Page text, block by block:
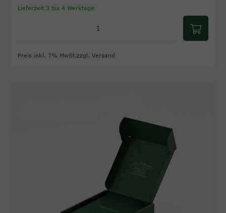
Lieferzeit 3 bis 4 Werktage
Preis inkl. 7% MwSt.zzgl. Versand